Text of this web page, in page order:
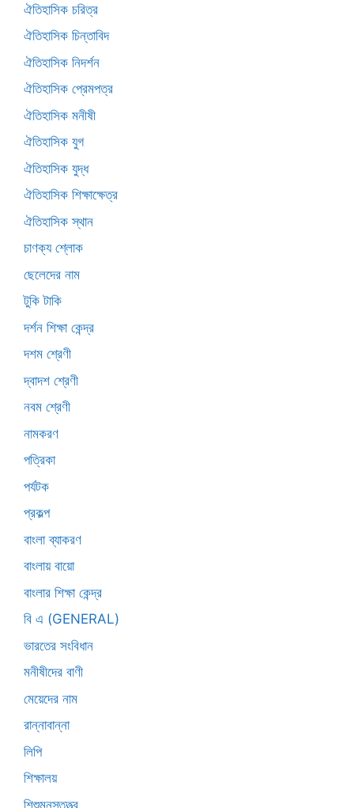
ঐতিহাসিক চরিত্র
ঐতিহাসিক চিন্তাবিদ
ঐতিহাসিক নিদর্শন
ঐতিহাসিক প্রেমপত্র
ঐতিহাসিক মনীষী
ঐতিহাসিক যুগ
ঐতিহাসিক যুদ্ধ
ঐতিহাসিক শিক্ষাক্ষেত্র
ঐতিহাসিক স্থান
চাণক্য শ্লোক
ছেলেদের নাম
টুকি টাকি
দর্শন শিক্ষা কেন্দ্র
দশম শ্রেণী
দ্বাদশ শ্রেণী
নবম শ্রেণী
নামকরণ
পত্রিকা
পর্যটক
প্রকল্প
বাংলা ব্যাকরণ
বাংলায় বায়ো
বাংলার শিক্ষা কেন্দ্র
বি এ (GENERAL)
ভারতের সংবিধান
মনীষীদের বাণী
মেয়েদের নাম
রান্নাবান্না
লিপি
শিক্ষালয়
শিশুমনস্তত্ত্ব